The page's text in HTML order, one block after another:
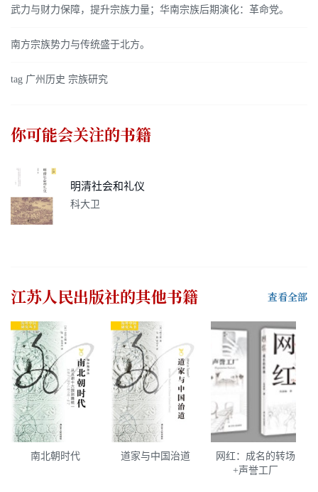
武力与财力保障，提升宗族力量；华南宗族后期演化：革命党。
南方宗族势力与传统盛于北方。
tag 广州历史 宗族研究
你可能会关注的书籍
明清社会和礼仪
科大卫
江苏人民出版社的其他书籍 查看全部
南北朝时代 道家与中国治道
网红：成名的转场
+声誉工厂